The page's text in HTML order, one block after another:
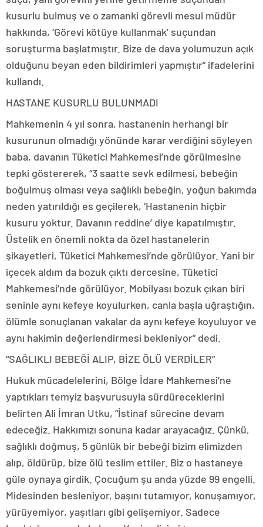
kusurlu bulmuş ve o zamanki görevli mesul müdür
hakkında, ‘Görevi kötüye kullanmak’ suçundan
soruşturma başlatmıştır. Bize de dava yolumuzun açık
olduğunu beyan eden bildirimleri yapmıştır” ifadelerini
kullandı.
HASTANE KUSURLU BULUNMADI
Mahkemenin 4 yıl sonra, hastanenin herhangi bir
kusurunun olmadığı yönünde karar verdiğini söyleyen
baba, davanın Tüketici Mahkemesi’nde görülmesine
tepki göstererek, “3 saatte sevk edilmesi, bebeğin
boğulmuş olması veya sağlıklı bebeğin, yoğun bakımda
neden yatırıldığı es geçilerek, ‘Hastanenin hiçbir
kusuru yoktur. Davanın reddine’ diye kapatılmıştır.
Üstelik en önemli nokta da özel hastanelerin
şikayetleri, Tüketici Mahkemesi’nde görülüyor. Yani bir
içecek aldım da bozuk çıktı dercesine, Tüketici
Mahkemesi’nde görülüyor. Mobilyası bozuk çıkan biri
seninle aynı kefeye koyulurken, canla başla uğraştığın,
ölümle sonuçlanan vakalar da aynı kefeye koyuluyor ve
aynı hakimin değerlendirmesi bekleniyor” dedi.
“SAĞLIKLI BEBEĞİ ALIP, BİZE ÖLÜ VERDİLER”
Hukuk mücadelelerini, Bölge İdare Mahkemesi’ne
yaptıkları temyiz başvurusuyla sürdüreceklerini
belirten Ali İmran Utku, “İstinaf sürecine devam
edeceğiz. Hakkımızı sonuna kadar arayacağız. Çünkü,
sağlıklı doğmuş, 5 günlük bir bebeği bizim elimizden
alıp, öldürüp, bize ölü teslim ettiler. Biz o hastaneye
güle oynaya girdik. Çocuğum şu anda yüzde 99 engelli.
Midesinden besleniyor, başını tutamıyor, konuşamıyor,
yürüyemiyor, yaşıtları gibi gelişemiyor. Sadece